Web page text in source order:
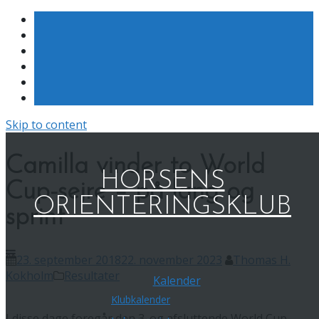
Skip to content
HORSENS
ORIENTERINGSKLUB
Kalender
Klubkalender
Camilla vinder to World
Cup-sejre – på lang og
sprint